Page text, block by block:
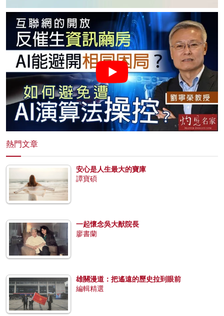
熱門文章
安心是人生最大的寶庫
譚寶碩
一起懷念吳大猷院長
廖書蘭
雄關漫道：把遙遠的歷史拉到眼前
編輯精選